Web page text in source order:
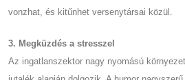
vonzhat, és kitűnhet versenytársai közül.
3. Megküzdés a stresszel
Az ingatlanszektor nagy nyomású